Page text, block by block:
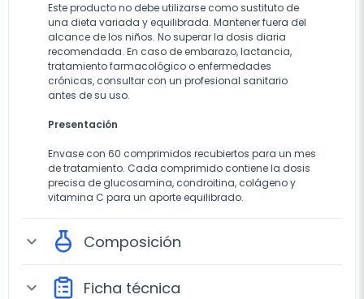
Este producto no debe utilizarse como sustituto de
una dieta variada y equilibrada. Mantener fuera del
alcance de los niños. No superar la dosis diaria
recomendada. En caso de embarazo, lactancia,
tratamiento farmacológico o enfermedades
crónicas, consultar con un profesional sanitario
antes de su uso.
Presentación
Envase con 60 comprimidos recubiertos para un mes
de tratamiento. Cada comprimido contiene la dosis
precisa de glucosamina, condroitina, colágeno y
vitamina C para un aporte equilibrado.
expand_more Composición
expand_more Ficha técnica